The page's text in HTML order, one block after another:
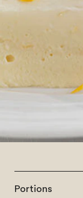
Portions